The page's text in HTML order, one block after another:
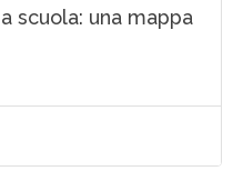
scuola: una mappa